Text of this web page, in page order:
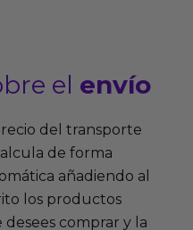
el envío
del transporte
de forma
añadiendo al
los productos
desees comprar y la